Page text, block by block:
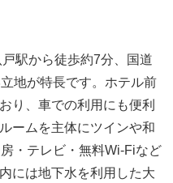
駅から徒歩約7分、国道
地が特長です。ホテル前
り、車での利用にも便利
ームを主体にツインや和
・テレビ・無料Wi-Fiなど
には地下水を利用した大